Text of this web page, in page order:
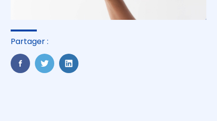
Partager :
FaceBook
TwitterLinkedIn